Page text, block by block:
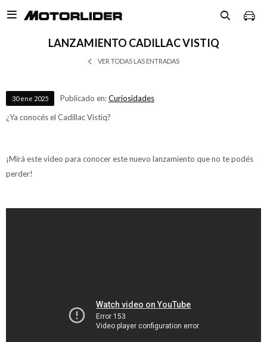

LANZAMIENTO CADILLAC VISTIQ
VER TODAS LAS ENTRADAS
30 ene 2025 Publicado en:Curiosidades
¿Ya conocés el Cadillac Vistiq?
¡Mirá este video para conocer este nuevo lanzamiento que no te podés
perder!